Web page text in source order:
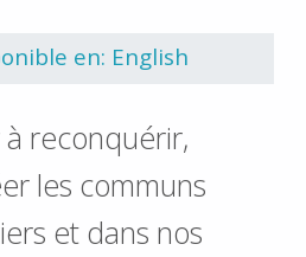
en: English
reconquérir,
les communs
et dans nos